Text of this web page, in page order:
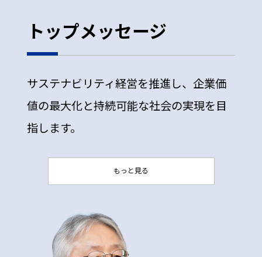
トップメッセージ
サステナビリティ経営を推進し、企業価
値の最大化と持続可能な社会の実現を目
指します。
もっと見る